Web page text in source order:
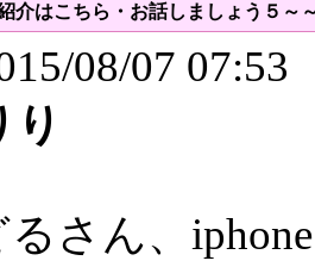
介はこちら・お話しましょう５～
08/07 07:53
り
さん、